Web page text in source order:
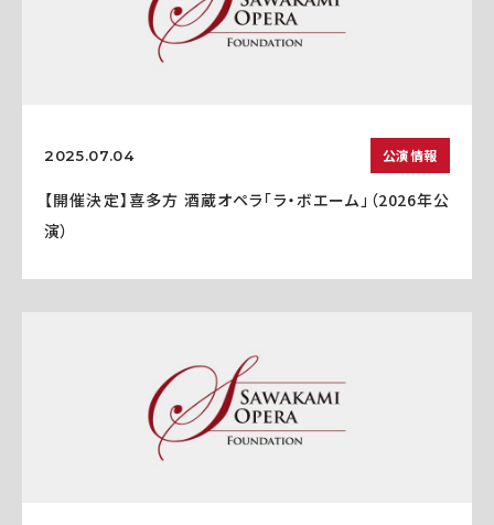
2025.07.04 公演情報
【開催決定】喜多方 酒蔵オペラ「ラ・ボエーム」（2026年公
演）